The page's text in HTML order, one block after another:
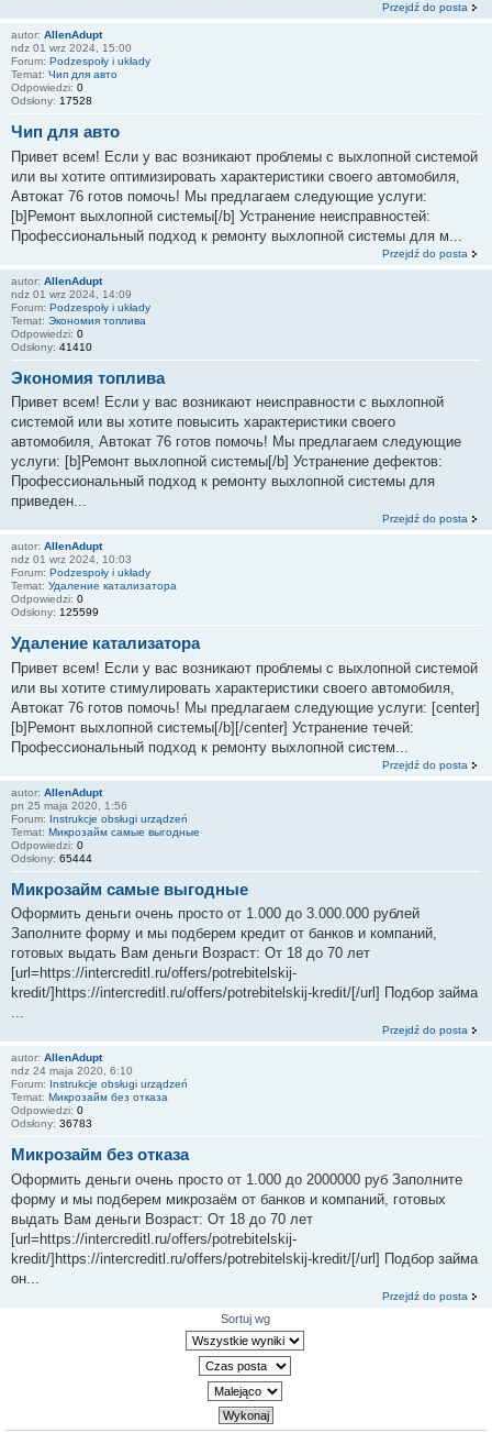
Przejdź do posta
autor: AllenAdupt
ndz 01 wrz 2024, 15:00
Forum: Podzespoły i układy
Temat: Чип для авто
Odpowiedzi: 0
Odsłony: 17528
Чип для авто
Привет всем! Если у вас возникают проблемы с выхлопной системой
или вы хотите оптимизировать характеристики своего автомобиля,
Автокат 76 готов помочь! Мы предлагаем следующие услуги:
[b]Ремонт выхлопной системы[/b] Устранение неисправностей:
Профессиональный подход к ремонту выхлопной системы для м...
Przejdź do posta
autor: AllenAdupt
ndz 01 wrz 2024, 14:09
Forum: Podzespoły i układy
Temat: Экономия топлива
Odpowiedzi: 0
Odsłony: 41410
Экономия топлива
Привет всем! Если у вас возникают неисправности с выхлопной
системой или вы хотите повысить характеристики своего
автомобиля, Автокат 76 готов помочь! Мы предлагаем следующие
услуги: [b]Ремонт выхлопной системы[/b] Устранение дефектов:
Профессиональный подход к ремонту выхлопной системы для
приведен...
Przejdź do posta
autor: AllenAdupt
ndz 01 wrz 2024, 10:03
Forum: Podzespoły i układy
Temat: Удаление катализатора
Odpowiedzi: 0
Odsłony: 125599
Удаление катализатора
Привет всем! Если у вас возникают проблемы с выхлопной системой
или вы хотите стимулировать характеристики своего автомобиля,
Автокат 76 готов помочь! Мы предлагаем следующие услуги: [center]
[b]Ремонт выхлопной системы[/b][/center] Устранение течей:
Профессиональный подход к ремонту выхлопной систем...
Przejdź do posta
autor: AllenAdupt
pn 25 maja 2020, 1:56
Forum: Instrukcje obsługi urządzeń
Temat: Микрозайм самые выгодные
Odpowiedzi: 0
Odsłony: 65444
Микрозайм самые выгодные
Оформить деньги очень просто от 1.000 до 3.000.000 рублей
Заполните форму и мы подберем кредит от банков и компаний,
готовых выдать Вам деньги Возраст: От 18 до 70 лет
[url=https://intercreditl.ru/offers/potrebitelskij-
kredit/]https://intercreditl.ru/offers/potrebitelskij-kredit/[/url] Подбор займа
...
Przejdź do posta
autor: AllenAdupt
ndz 24 maja 2020, 6:10
Forum: Instrukcje obsługi urządzeń
Temat: Микрозайм без отказа
Odpowiedzi: 0
Odsłony: 36783
Микрозайм без отказа
Оформить деньги очень просто от 1.000 до 2000000 руб Заполните
форму и мы подберем микрозаём от банков и компаний, готовых
выдать Вам деньги Возраст: От 18 до 70 лет
[url=https://intercreditl.ru/offers/potrebitelskij-
kredit/]https://intercreditl.ru/offers/potrebitelskij-kredit/[/url] Подбор займа
он...
Przejdź do posta
Sortuj wg